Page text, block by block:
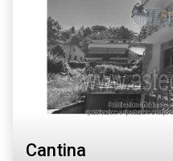
cantina